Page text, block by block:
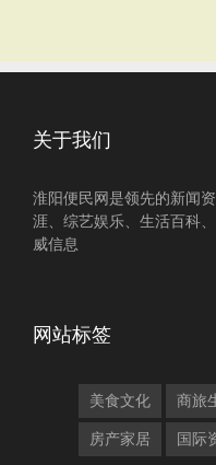
关于我们
淮阳便民网是领先的新闻
涯、综艺娱乐、生活百科
威信息
网站标签
美食文化 商旅
房产家居 国际